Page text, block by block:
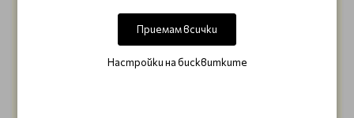
Страхотен продукт за борба с бръчките около
очите и около устата! Много кремове обещават
Приемам всички
Настройки на бисквитките